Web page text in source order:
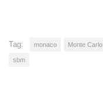
Tag: monaco Monte Carlo
sbm